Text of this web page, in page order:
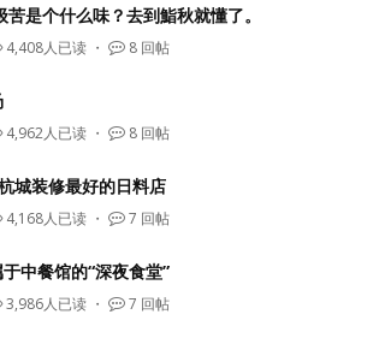
苦是个什么味？去到鮨秋就懂了。
4,408人已读 ・ 8 回帖
4,962人已读 ・ 8 回帖
城装修最好的日料店
4,168人已读 ・ 7 回帖
中餐馆的“深夜食堂”
3,986人已读 ・ 7 回帖